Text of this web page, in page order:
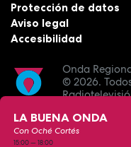
Onda
© 2026.
Protección de datos
Aviso legal
Accesibilidad
LA BUENA ONDA
Con Oché Cortés
15:00—18:00